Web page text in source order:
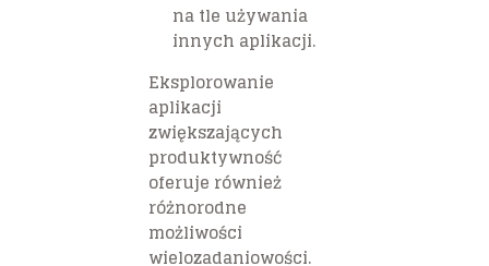
na tle używania
innych aplikacji.
Eksplorowanie
aplikacji
zwiększających
produktywność
oferuje również
różnorodne
możliwości
wielozadaniowości.